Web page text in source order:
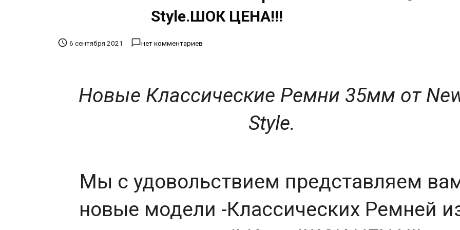
Style.ШОК ЦЕНА!!!
 6 сентября 2021 нет комментариев
Новые Классические Ремни 35мм от
Style.
Мы с удовольствием представляем
новые модели -Классических Ремней